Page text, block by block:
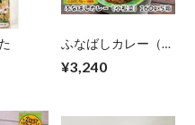
ふなばしカレー（小
¥3,240